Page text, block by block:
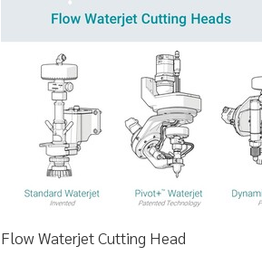
Flow Waterjet Cutting Head